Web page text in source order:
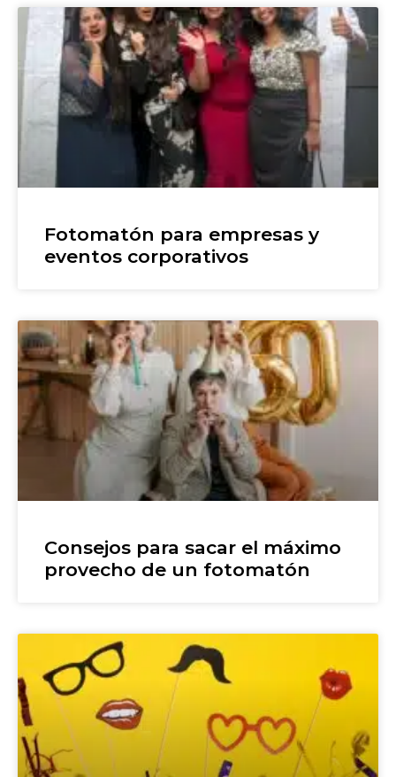
Fotomatón para empresas y
eventos corporativos
Consejos para sacar el máximo
provecho de un fotomatón